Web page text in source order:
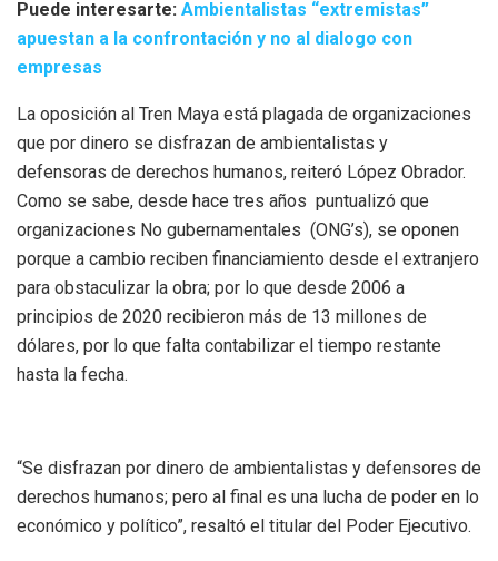
Puede interesarte: Ambientalistas “extremistas”
apuestan a la confrontación y no al dialogo con
empresas
La oposición al Tren Maya está plagada de organizaciones
que por dinero se disfrazan de ambientalistas y
defensoras de derechos humanos, reiteró López Obrador.
Como se sabe, desde hace tres años puntualizó que
organizaciones No gubernamentales (ONG’s), se oponen
porque a cambio reciben financiamiento desde el extranjero
para obstaculizar la obra; por lo que desde 2006 a
principios de 2020 recibieron más de 13 millones de
dólares, por lo que falta contabilizar el tiempo restante
hasta la fecha.
“Se disfrazan por dinero de ambientalistas y defensores de
derechos humanos; pero al final es una lucha de poder en lo
económico y político”, resaltó el titular del Poder Ejecutivo.